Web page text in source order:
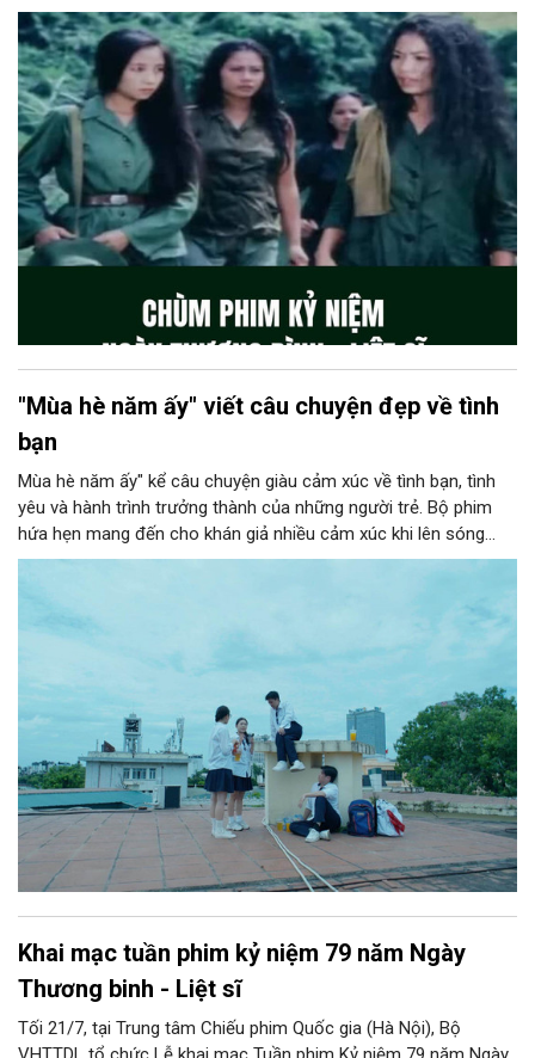
hết ngày 29/7/2026 tại rạp Ngọc Khánh, số 523 Kim Mã,
phường Giảng Võ, Hà Nội, sự kiện là hoạt động vô cùng ý nghĩa
nhằm tri ân, tưởng nhớ các Anh hùng liệt sĩ, thương binh, bệnh
binh và những người có công với cách mạng đã không tiếc máu
xương cống hiến vì độc lập, tự do của Tổ quốc.
"Mùa hè năm ấy" viết câu chuyện đẹp về tình
bạn
Mùa hè năm ấy" kể câu chuyện giàu cảm xúc về tình bạn, tình
yêu và hành trình trưởng thành của những người trẻ. Bộ phim
hứa hẹn mang đến cho khán giả nhiều cảm xúc khi lên sóng
VTV3 từ 3/8.
Khai mạc tuần phim kỷ niệm 79 năm Ngày
Thương binh - Liệt sĩ
Tối 21/7, tại Trung tâm Chiếu phim Quốc gia (Hà Nội), Bộ